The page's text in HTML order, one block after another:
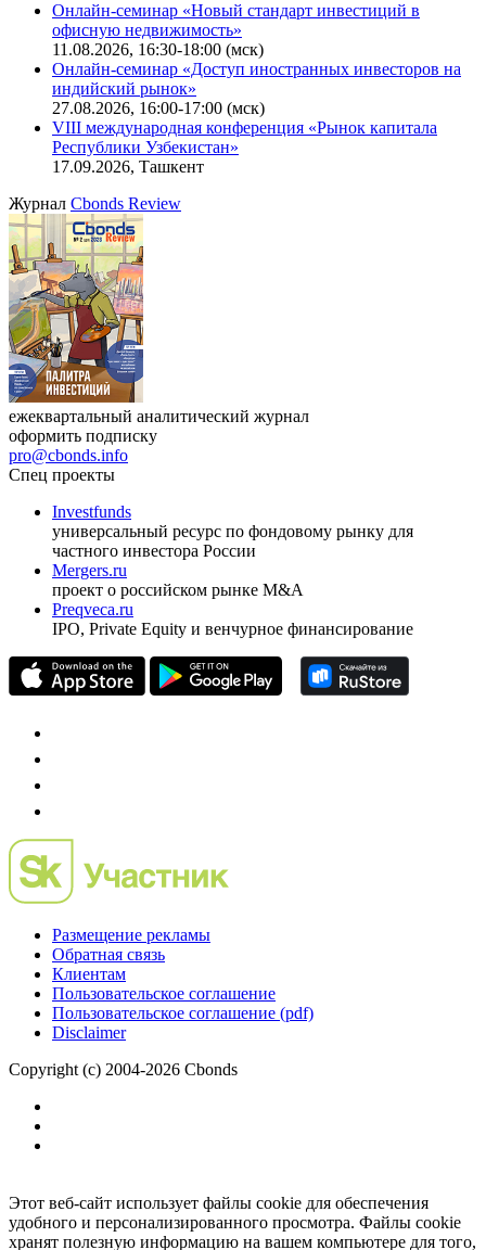
Онлайн-семинар «Новый стандарт инвестиций в
офисную недвижимость»
11.08.2026, 16:30-18:00 (мск)
Онлайн-семинар «Доступ иностранных инвесторов на
индийский рынок»
27.08.2026, 16:00-17:00 (мск)
VIII международная конференция «Рынок капитала
Республики Узбекистан»
17.09.2026, Ташкент
Журнал Cbonds Review
ежеквартальный аналитический журнал
оформить подписку
pro@cbonds.info
Спец проекты
Investfunds
универсальный ресурс по фондовому рынку для
частного инвестора России
Mergers.ru
проект о российском рынке M&A
Preqveca.ru
IPO, Private Equity и венчурное финансирование
Размещение рекламы
Обратная связь
Клиентам
Пользовательское соглашение
Пользовательское соглашение (pdf)
Disclaimer
Copyright (c) 2004-2026 Cbonds
Этот веб-сайт использует файлы cookie для обеспечения
удобного и персонализированного просмотра. Файлы cookie
хранят полезную информацию на вашем компьютере для того,